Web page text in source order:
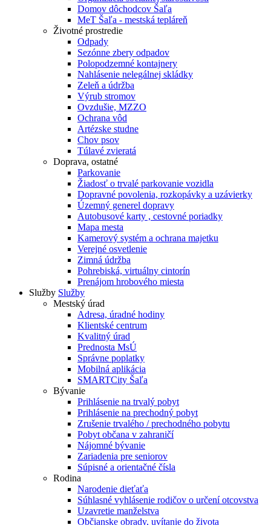
Domov dôchodcov Šaľa
MeT Šaľa - mestská tepláreň
Životné prostredie
Odpady
Sezónne zbery odpadov
Polopodzemné kontajnery
Nahlásenie nelegálnej skládky
Zeleň a údržba
Výrub stromov
Ovzdušie, MZZO
Ochrana vôd
Artézske studne
Chov psov
Túlavé zvieratá
Doprava, ostatné
Parkovanie
Žiadosť o trvalé parkovanie vozidla
Dopravné povolenia, rozkopávky a uzávierky
Územný generel dopravy
Autobusové karty , cestovné poriadky
Mapa mesta
Kamerový systém a ochrana majetku
Verejné osvetlenie
Zimná údržba
Pohrebiská, virtuálny cintorín
Prenájom hrobového miesta
Služby Služby
Mestský úrad
Adresa, úradné hodiny
Klientské centrum
Kvalitný úrad
Prednosta MsÚ
Správne poplatky
Mobilná aplikácia
SMARTCity Šaľa
Bývanie
Prihlásenie na trvalý pobyt
Prihlásenie na prechodný pobyt
Zrušenie trvalého / prechodného pobytu
Pobyt občana v zahraničí
Nájomné bývanie
Zariadenia pre seniorov
Súpisné a orientačné čísla
Rodina
Narodenie dieťaťa
Súhlasné vyhlásenie rodičov o určení otcovstva
Uzavretie manželstva
Občianske obrady, uvítanie do života